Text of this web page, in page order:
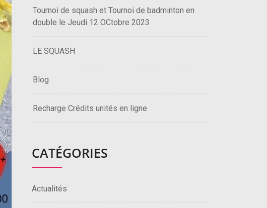
Tournoi de squash et Tournoi de badminton en
double le Jeudi 12 OCtobre 2023
LE SQUASH
Blog
Recharge Crédits unités en ligne
CATÉGORIES
Actualités